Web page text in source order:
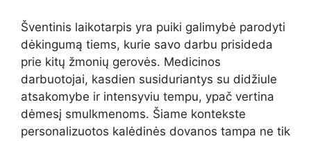
Šventinis laikotarpis yra puiki galimybė parodyti
dėkingumą tiems, kurie savo darbu prisideda
prie kitų žmonių gerovės. Medicinos
darbuotojai, kasdien susiduriantys su didžiule
atsakomybe ir intensyviu tempu, ypač vertina
dėmesį smulkmenoms. Šiame kontekste
personalizuotos kalėdinės dovanos tampa ne tik